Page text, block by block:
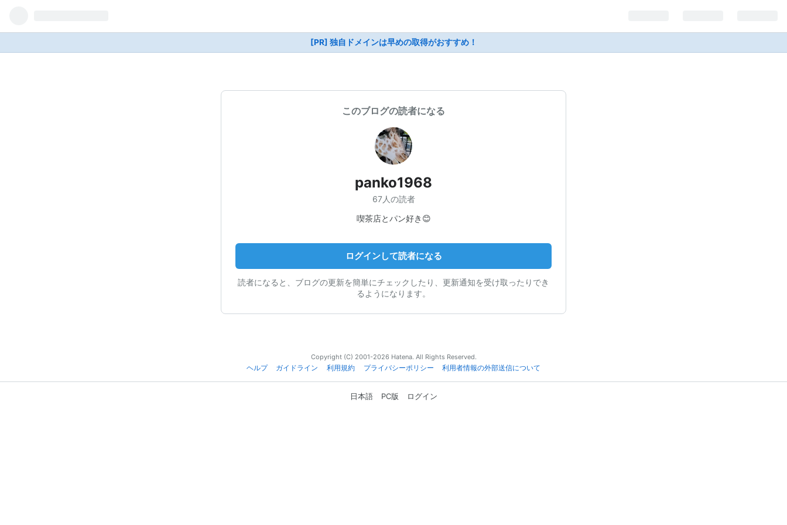
[PR] 独自ドメインは早めの取得がおすすめ！
このブログの読者になる
panko1968
67人の読者
喫茶店とパン好き😊
ログインして読者になる
読者になると、ブログの更新を簡単にチェックしたり、更新通知を受け取ったりでき
るようになります。
Copyright (C) 2001-2026 Hatena. All Rights Reserved.
ヘルプ
ガイドライン 利用規約 プライバシーポリシー 利用者情報の外部送信について
日本語 PC版 ログイン